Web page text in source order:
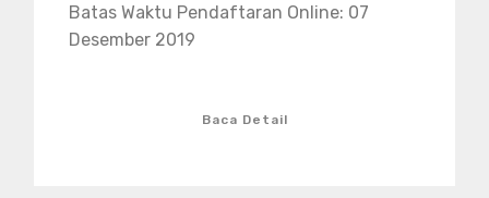
Batas Waktu Pendaftaran Online: 07
Desember 2019
Baca Detail